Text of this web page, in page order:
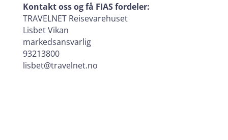
Kontakt oss og få FIAS fordeler:
TRAVELNET Reisevarehuset
Lisbet Vikan
markedsansvarlig
93213800
lisbet@travelnet.no